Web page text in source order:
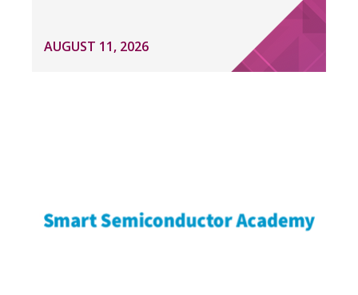
AUGUST 11, 2026